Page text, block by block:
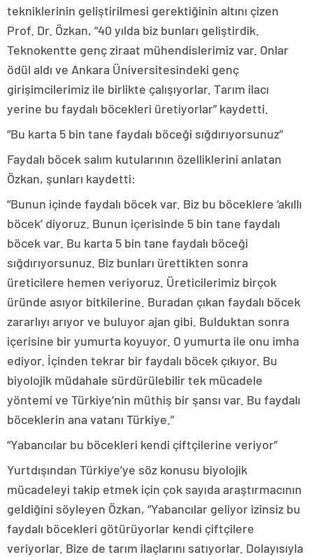
tekniklerinin geliştirilmesi gerektiğinin altını çizen
Prof. Dr. Özkan, “40 yılda biz bunları geliştirdik.
Teknokentte genç ziraat mühendislerimiz var. Onlar
ödül aldı ve Ankara Üniversitesindeki genç
girişimcilerimiz ile birlikte çalışıyorlar. Tarım ilacı
yerine bu faydalı böcekleri üretiyorlar” kaydetti.
“Bu karta 5 bin tane faydalı böceği sığdırıyorsunuz”
Faydalı böcek salım kutularının özelliklerini anlatan
Özkan, şunları kaydetti:
“Bunun içinde faydalı böcek var. Biz bu böceklere ‘akıllı
böcek’ diyoruz. Bunun içerisinde 5 bin tane faydalı
böcek var. Bu karta 5 bin tane faydalı böceği
sığdırıyorsunuz. Biz bunları ürettikten sonra
üreticilere hemen veriyoruz. Üreticilerimiz birçok
üründe asıyor bitkilerine. Buradan çıkan faydalı böcek
zararlıyı arıyor ve buluyor ajan gibi. Bulduktan sonra
içerisine bir yumurta koyuyor. O yumurta ile onu imha
ediyor. İçinden tekrar bir faydalı böcek çıkıyor. Bu
biyolojik müdahale sürdürülebilir tek mücadele
yöntemi ve Türkiye’nin müthiş bir şansı var. Bu faydalı
böceklerin ana vatanı Türkiye.”
“Yabancılar bu böcekleri kendi çiftçilerine veriyor”
Yurtdışından Türkiye’ye söz konusu biyolojik
mücadeleyi takip etmek için çok sayıda araştırmacının
geldiğini söyleyen Özkan, “Yabancılar geliyor izinsiz bu
faydalı böcekleri götürüyorlar kendi çiftçilere
veriyorlar. Bize de tarım ilaçlarını satıyorlar. Dolayısıyla